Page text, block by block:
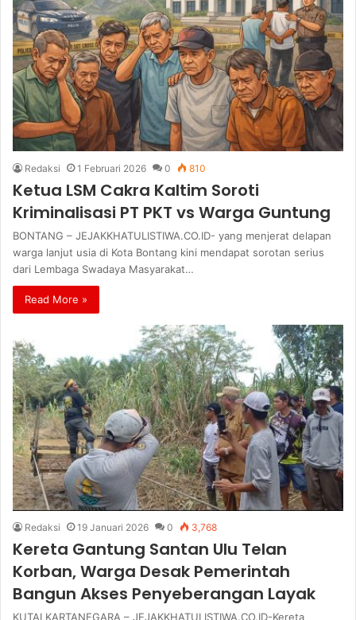
Redaksi 1 Februari 2026 0 810
Ketua LSM Cakra Kaltim Soroti
Kriminalisasi PT PKT vs Warga Guntung
BONTANG – JEJAKKHATULISTIWA.CO.ID- yang menjerat delapan
warga lanjut usia di Kota Bontang kini mendapat sorotan serius
dari Lembaga Swadaya Masyarakat…
Read More »
Redaksi 19 Januari 2026 0 3,768
Kereta Gantung Santan Ulu Telan
Korban, Warga Desak Pemerintah
Bangun Akses Penyeberangan Layak
KUTAI KARTANEGARA – JEJAKKHATULISTIWA.CO.ID-Kereta